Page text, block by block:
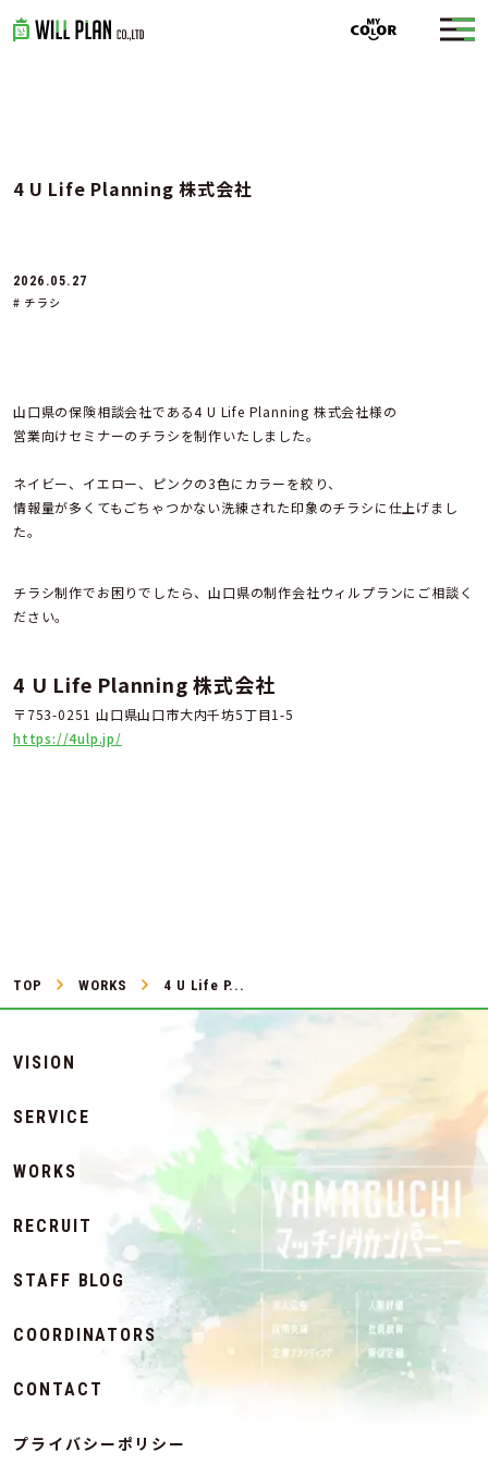
4 U Life Planning 株式会社
2026.05.27
# チラシ
山口県の保険相談会社である4 U Life Planning 株式会社様の
営業向けセミナーのチラシを制作いたしました。
ネイビー、イエロー、ピンクの3色にカラーを絞り、
情報量が多くてもごちゃつかない洗練された印象のチラシに仕上げまし
た。
チラシ制作でお困りでしたら、山口県の制作会社ウィルプランにご相談く
ださい。
4 U Life Planning 株式会社
〒753-0251 山口県山口市大内千坊5丁目1-5
https://4ulp.jp/
TOP WORKS 4 U Life P...
VISION
SERVICE
WORKS
RECRUIT
STAFF BLOG
COORDINATORS
CONTACT
プライバシーポリシー